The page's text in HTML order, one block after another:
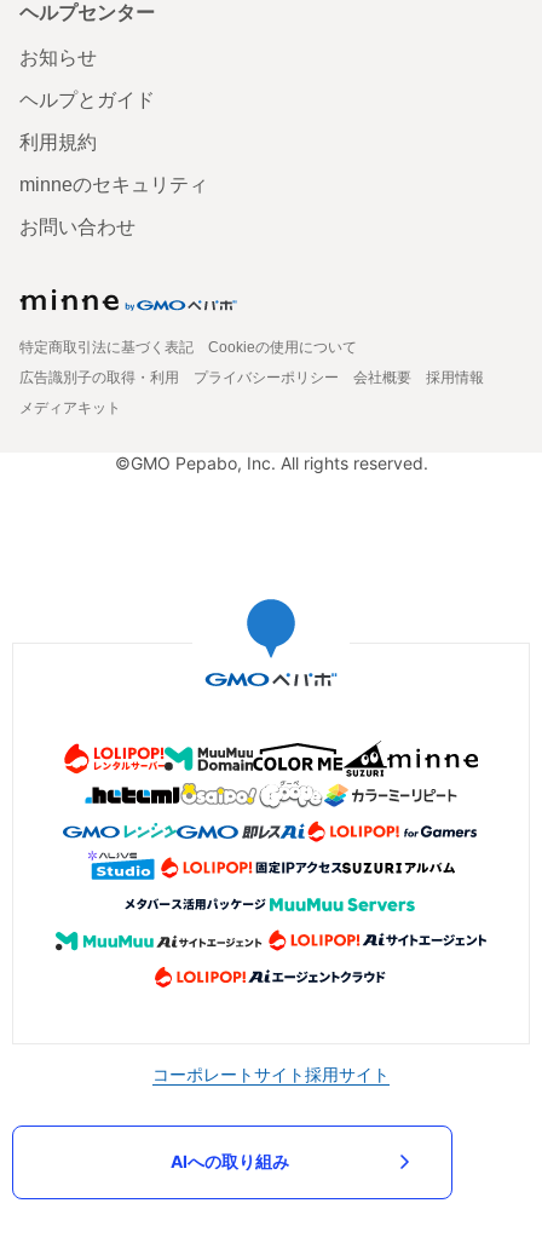
ヘルプセンター
お知らせ
ヘルプとガイド
利用規約
minneのセキュリティ
お問い合わせ
特定商取引法に基づく表記
Cookieの使用について
広告識別子の取得・利用
プライバシーポリシー 会社概要
採用情報
メディアキット
©GMO Pepabo, Inc. All rights reserved.
コーポレートサイト採用サイト
AIへの取り組み